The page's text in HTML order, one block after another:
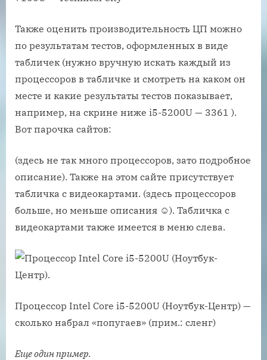
Также оценить производительность ЦП можно
по результатам тестов, оформленных в виде
табличек (нужно вручную искать каждый из
процессоров в табличке и смотреть на каком он
месте и какие результаты тестов показывает,
например, на скрине ниже i5-5200U — 3361 ).
Вот парочка сайтов:
(здесь не так много процессоров, зато подробное
описание). Также на этом сайте присутствует
табличка с видеокартами. (здесь процессоров
больше, но меньше описания ☺). Табличка с
видеокартами также имеется в меню слева.
Процессор Intel Core i5-5200U (Ноутбук-Центр) —
сколько набрал «попугаев» (прим.: сленг)
Еще один пример.